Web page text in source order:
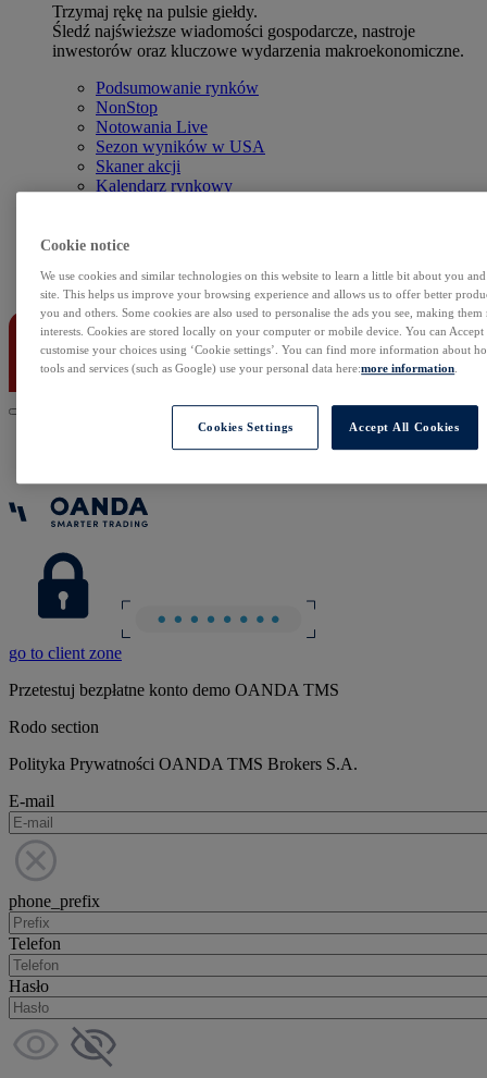
Trzymaj rękę na pulsie giełdy.
Śledź najświeższe wiadomości gospodarcze, nastroje
inwestorów oraz kluczowe wydarzenia makroekonomiczne.
Podsumowanie rynków
NonStop
Notowania Live
Sezon wyników w USA
Skaner akcji
Kalendarz rynkowy
Rolowania
Kontakt
go to client zone
Przetestuj bezpłatne konto demo OANDA TMS
Rodo section
Polityka Prywatności OANDA TMS Brokers S.A.
E-mail
phone_prefix
Telefon
Hasło
Cookie notice
We use cookies and similar technologies on this website to learn a little bit about you
site. This helps us improve your browsing experience and allows us to offer better
you and others. Some cookies are also used to personalise the ads you see, making
interests. Cookies are stored locally on your computer or mobile device. You can
customise your choices using ‘Cookie settings’. You can find more information about
tools and services (such as Google) use your personal data here:more information
Cookies Settings Accept All Cookies